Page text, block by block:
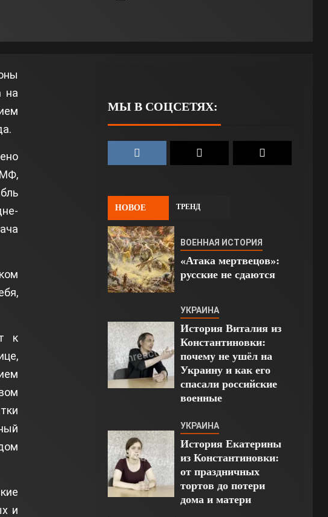
на
к
и
МЫ В СОЦСЕТЯХ:
НОВОЕ ТРЕНД
ВОЕННАЯ ИСТОРИЯ
«Атака мертвецов»:
русские не сдаются
УКРАИНА
История Виталия из
Константиновки:
почему не ушёл на
Украину и как его
спасали российские
военные
УКРАИНА
История Екатерины
из Константиновки:
от праздничных
тортов до потери
дома и матери